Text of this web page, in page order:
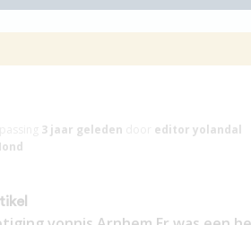
2003,
3 jaar geleden
editor yolandal